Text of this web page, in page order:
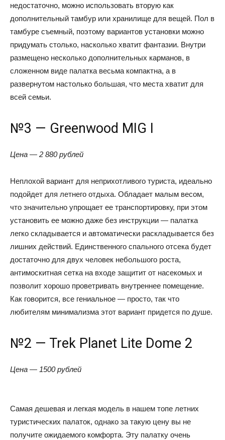
недостаточно, можно использовать вторую как
дополнительный тамбур или хранилище для вещей. Пол в
тамбуре съемный, поэтому вариантов установки можно
придумать столько, насколько хватит фантазии. Внутри
размещено несколько дополнительных карманов, в
сложенном виде палатка весьма компактна, а в
развернутом настолько большая, что места хватит для
всей семьи.
№3 — Greenwood MIG I
Цена — 2 880 рублей
Неплохой вариант для неприхотливого туриста, идеально
подойдет для летнего отдыха. Обладает малым весом,
что значительно упрощает ее транспортировку, при этом
установить ее можно даже без инструкции — палатка
легко складывается и автоматически раскладывается без
лишних действий. Единственного спального отсека будет
достаточно для двух человек небольшого роста,
антимоскитная сетка на входе защитит от насекомых и
позволит хорошо проветривать внутреннее помещение.
Как говорится, все гениальное — просто, так что
любителям минимализма этот вариант придется по душе.
№2 — Trek Planet Lite Dome 2
Цена — 1500 рублей
Самая дешевая и легкая модель в нашем топе летних
туристических палаток, однако за такую цену вы не
получите ожидаемого комфорта. Эту палатку очень